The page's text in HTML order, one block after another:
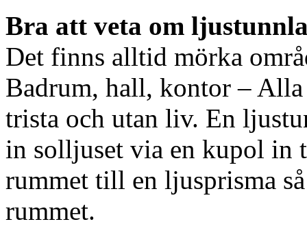
Bra att veta om
Det finns alltid mörka
Badrum, hall, kontor – Alla
trista och utan liv. En
in solljuset via en kupol in
rummet till en ljusprisma
rummet.